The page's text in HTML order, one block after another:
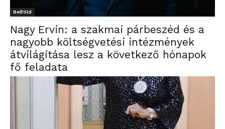
Belföld
Nagy Ervin: a szakmai párbeszéd és a
nagyobb költségvetési intézmények
átvilágítása lesz a következő hónapok
fő feladata